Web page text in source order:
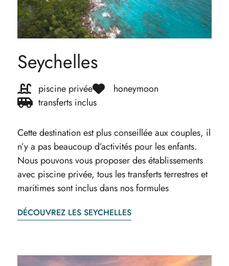
Seychelles
piscine privée
honeymoon
transferts inclus
Cette destination est plus conseillée aux couples, il
n’y a pas beaucoup d’activités pour les enfants.
Nous pouvons vous proposer des établissements
avec piscine privée, tous les transferts terrestres et
maritimes sont inclus dans nos formules
DÉCOUVREZ LES SEYCHELLES